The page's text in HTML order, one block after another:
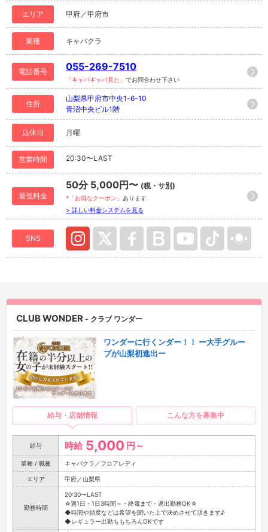
エリア 甲府／甲府市
業種 キャバクラ
電話番号 055-269-7510
「キャバキャバ見た」 でお問合わせ下さい
住所
山梨県甲府市中央1-6-10
青沼中央ビル1階
店休日 月曜
営業時間 20:30〜LAST
最低料金
50分 5,000円〜 (税・サ別)
*「お得なクーポン」 あります
> 詳しい料金システムを見る
SNS
CLUB WONDER - クラブ ワンダー
ワンダーに行くンダー！！ ー大手グルー
プが山梨初進出ー
給与・店舗情報 こんな方を募集中
給与 時給 5,000 円～
業種 / 職種 キャバクラ／フロアレディ
エリア 甲府／山梨県
勤務時間
20:30〜LAST
☆週1日・1日3時間～・終電まで・遅出勤務OK☆
◆時間や頻度などは希望を聞いた上で決めさせて頂きます♪
◆レギュラー出勤ももちろんOKです